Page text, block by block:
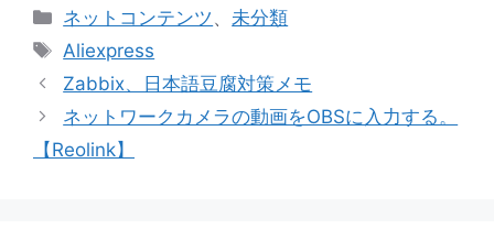
カ
テ
リ
ー
ネットコンテンツ 、 未分類
タ
グ
Aliexpress
Zabbix、日本語豆腐対策メモ
ネットワークカメラの動画をOBSに入力する。
【Reolink】